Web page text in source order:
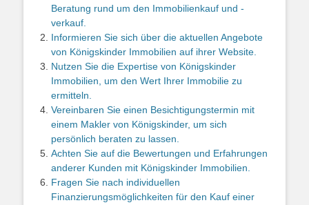
Beratung rund um den Immobilienkauf und -
verkauf.
Informieren Sie sich über die aktuellen Angebote
von Königskinder Immobilien auf ihrer Website.
Nutzen Sie die Expertise von Königskinder
Immobilien, um den Wert Ihrer Immobilie zu
ermitteln.
Vereinbaren Sie einen Besichtigungstermin mit
einem Makler von Königskinder, um sich
persönlich beraten zu lassen.
Achten Sie auf die Bewertungen und Erfahrungen
anderer Kunden mit Königskinder Immobilien.
Fragen Sie nach individuellen
Finanzierungsmöglichkeiten für den Kauf einer